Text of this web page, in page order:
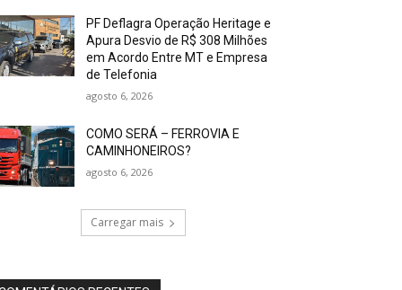
PF Deflagra Operação Heritage e
Apura Desvio de R$ 308 Milhões
em Acordo Entre MT e Empresa
de Telefonia
agosto 6, 2026
COMO SERÁ – FERROVIA E
CAMINHONEIROS?
agosto 6, 2026
Carregar mais